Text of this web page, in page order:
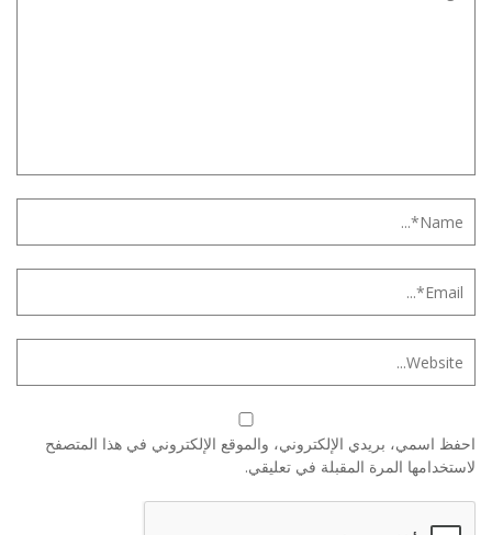
احفظ اسمي، بريدي الإلكتروني، والموقع الإلكتروني في هذا المتصفح
لاستخدامها المرة المقبلة في تعليقي.